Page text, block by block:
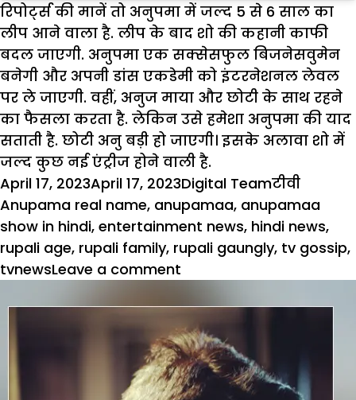
रिपोर्ट्स की मानें तो अनुपमा में जल्द 5 से 6 साल का
लीप आने वाला है. लीप के बाद शो की कहानी काफी
बदल जाएगी. अनुपमा एक सक्सेसफुल बिजनेसवुमेन
बनेगी और अपनी डांस एकडेमी को इंटरनेशनल लेवल
पर ले जाएगी. वहीं, अनुज माया और छोटी के साथ रहने
का फैसला करता है. लेकिन उसे हमेशा अनुपमा की याद
सताती है. छोटी अनु बड़ी हो जाएगी। इसके अलावा शो में
जल्द कुछ नई एंट्रीज होने वाली है.
Posted
on
April 17, 2023April 17, 2023Author
Digital TeamCategories
टीवीTags
Anupama real name, anupamaa, anupamaa
show in hindi, entertainment news, hindi news,
rupali age, rupali family, rupali gaungly, tv gossip,
tvnewsLeave a comment
फिर
साथ
होंगें
अनुज